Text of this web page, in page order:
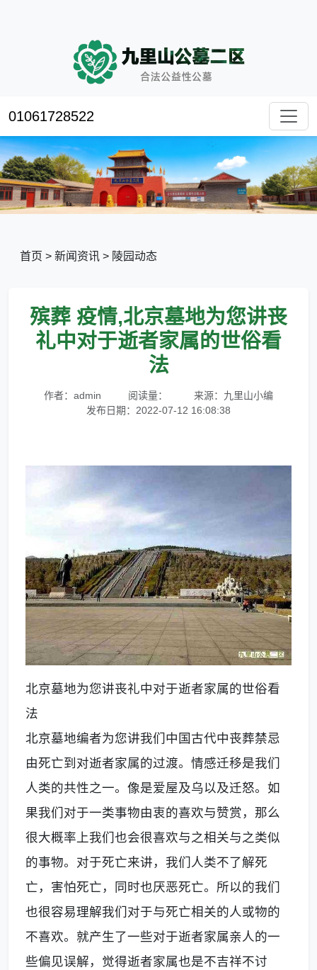
01061728522
首页 > 新闻资讯 > 陵园动态
殡葬 疫情,北京墓地为您讲丧
礼中对于逝者家属的世俗看
法
作者：admin 阅读量：
来源：九里山小编
发布日期：2022-07-12 16:08:38
北京墓地为您讲丧礼中对于逝者家属的世俗看
法
北京墓地编者为您讲我们中国古代中丧葬禁忌
由死亡到对逝者家属的过渡。情感迁移是我们
人类的共性之一。像是爱屋及乌以及迁怒。如
果我们对于一类事物由衷的喜欢与赞赏，那么
很大概率上我们也会很喜欢与之相关与之类似
的事物。对于死亡来讲，我们人类不了解死
亡，害怕死亡，同时也厌恶死亡。所以的我们
也很容易理解我们对于与死亡相关的人或物的
不喜欢。就产生了一些对于逝者家属亲人的一
些偏见误解，觉得逝者家属也是不吉祥不讨